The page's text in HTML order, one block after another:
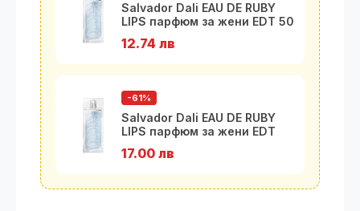
Salvador Dali EAU DE RUBY
LIPS парфюм за жени EDT 50
12.74 лв
-61%
Salvador Dali EAU DE RUBY
LIPS парфюм за жени EDT
17.00 лв